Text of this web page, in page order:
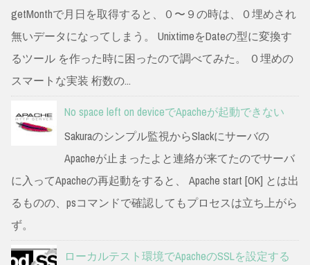
getMonthで月日を取得すると、０〜９の時は、０埋めされ
無いデータになってしまう。 UnixtimeをDateの型に変換す
るツール を作った時に困ったので調べてみた。 ０埋めの
スマートな実装 桁数の...
No space left on deviceでApacheが起動できない
Sakuraのシンプル監視からSlackにサーバの
Apacheが止まったよと連絡が来てたのでサーバ
に入ってApacheの再起動をすると、 Apache start [OK] とは出
るものの、psコマンドで確認してもプロセスは立ち上がら
ず。
ローカルテスト環境でApacheのSSLを設定する